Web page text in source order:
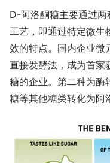
D-阿洛酮糖主要通过
工艺，即通过特定微生
效的特点。国内企业微
直接发酵法，成为首家
糖的企业。第二种为酶
糖等其他糖类转化为阿